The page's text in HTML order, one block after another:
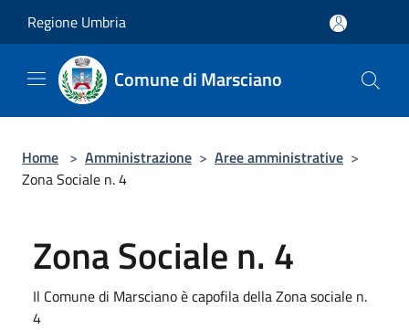
Regione Umbria
Comune di Marsciano
Home > Amministrazione > Aree amministrative >
Zona Sociale n. 4
Zona Sociale n. 4
Il Comune di Marsciano è capofila della Zona sociale n.
4